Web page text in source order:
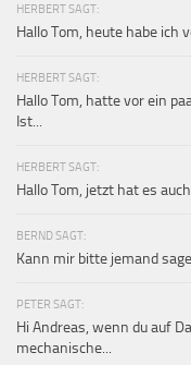
HERBERT SAGT:
Hallo Tom, heute habe ich
HERBERT SAGT:
Hallo Tom, hatte vor ein
Ist...
HERBERT SAGT:
Hallo Tom, jetzt hat es
BERND SAGT:
Kann mir bitte jemand
PETER SAGT:
Hi Andreas, wenn du auf
mechanische...